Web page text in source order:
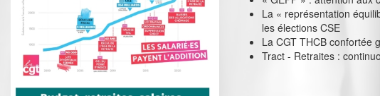
La « représentation
les élections CSE
La CGT THCB confortée
Tract - Retraites :